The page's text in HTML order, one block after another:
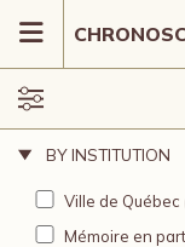
BY INSTITUTION
Ville de Québec
Mémoire en